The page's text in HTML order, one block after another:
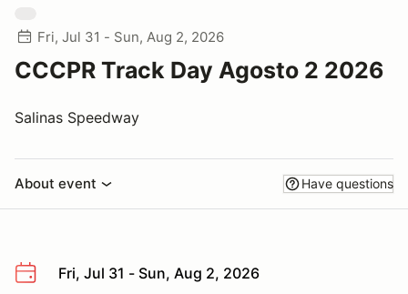
Fri, Jul 31 - Sun, Aug 2, 2026
CCCPR Track Day Agosto 2 2026
Salinas Speedway
About event Have questions
Fri, Jul 31 - Sun, Aug 2, 2026